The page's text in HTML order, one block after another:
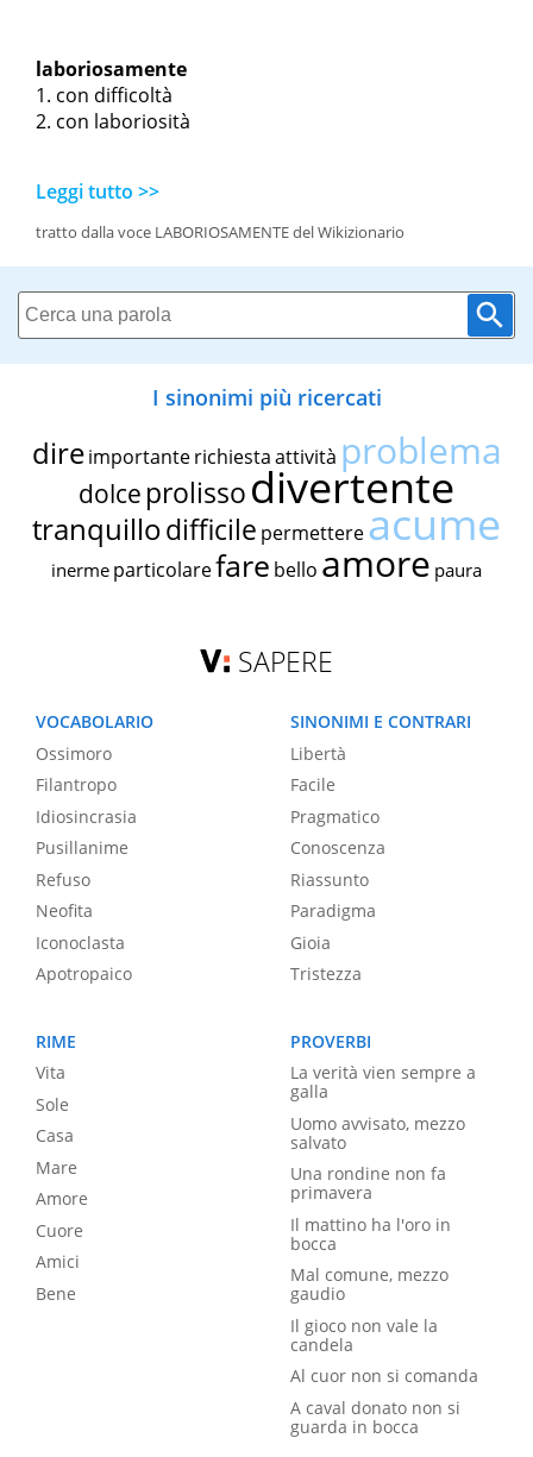
laboriosamente
con difficoltà
con laboriosità
Leggi tutto >>
tratto dalla voce LABORIOSAMENTE del Wikizionario
I sinonimi più ricercati
dire importante richiestaattività problema
dolce prolissodivertente
tranquillodifficile permettereacume
inerme particolarefare bello amore paura
SAPERE
VOCABOLARIO
Ossimoro
Filantropo
Idiosincrasia
Pusillanime
Refuso
Neofita
Iconoclasta
Apotropaico
SINONIMI E CONTRARI
Libertà
Facile
Pragmatico
Conoscenza
Riassunto
Paradigma
Gioia
Tristezza
RIME
Vita
Sole
Casa
Mare
Amore
Cuore
Amici
Bene
PROVERBI
La verità vien sempre a
galla
Uomo avvisato, mezzo
salvato
Una rondine non fa
primavera
Il mattino ha l'oro in
bocca
Mal comune, mezzo
gaudio
Il gioco non vale la
candela
Al cuor non si comanda
A caval donato non si
guarda in bocca